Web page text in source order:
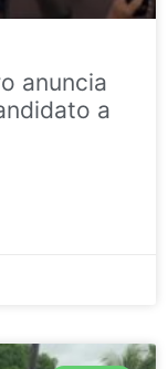
anuncia
a